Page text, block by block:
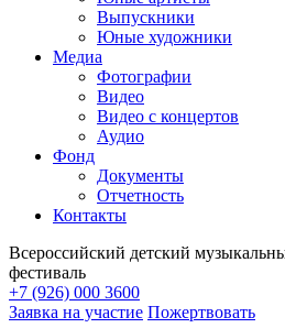
Выпускники
Юные художники
Медиа
Фотографии
Видео
Видео с концертов
Аудио
Фонд
Документы
Отчетность
Контакты
Всероссийский детский
фестиваль
+7 (926) 000 3600
Заявка на участие Пожертвовать